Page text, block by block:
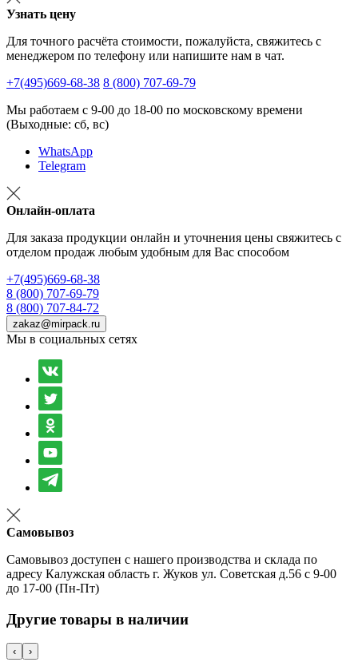
Узнать цену
Для точного расчёта стоимости, пожалуйста, свяжитесь с
менеджером по телефону или напишите нам в чат.
+7(495)669-68-38 8 (800) 707-69-79
Мы работаем с 9-00 до 18-00 по московскому времени
(Выходные: сб, вс)
WhatsApp
Telegram
Онлайн-оплата
Для заказа продукции онлайн и уточнения цены свяжитесь с
отделом продаж любым удобным для Вас способом
+7(495)669-68-38
8 (800) 707-69-79
8 (800) 707-84-72
zakaz@mirpack.ru
Мы в социальных сетях
Самовывоз
Самовывоз доступен с нашего производства и склада по
адресу Калужская область г. Жуков ул. Советская д.56 с 9-00
до 17-00 (Пн-Пт)
Другие товары в наличии
‹ ›